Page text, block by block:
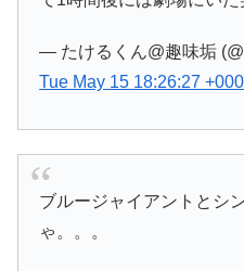
— たけるくん@趣味垢
Tue May 15 18:26:27
ブルージャイアントとシ
ゃ。。。